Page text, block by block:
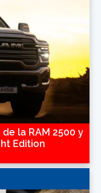
la RAM 2500 y
Edition